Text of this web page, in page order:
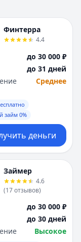
Н
Набережные Челны
Новокузнецк
Новосибирск
О
Оренбург
П
Пенза
Пермь
Р
Ростов-на-Дону
Рязань
С
Самара
Санкт-Петербург
Саратов
Н
Набережные
Новокузнецк
Новосибирск
О
Оренбург
П
Пенза
Пермь
Р
Ростов-на-Дону
Рязань
С
Самара
Санкт-Петербург
Саратов
Финтерра
4.4
до 30 000 ₽
до 31 дней
Среднее
займ 0%
деньги
Займер
4.6
(17отзывов)
до 30 000 ₽
до 30 дней
Высокое